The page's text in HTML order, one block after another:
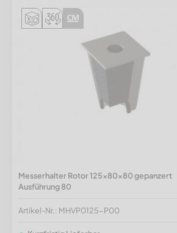
Messerhalter Rotor 125x80x80 gepanzert
Ausführung 80
Artikel-Nr.: MHVP0125-P00